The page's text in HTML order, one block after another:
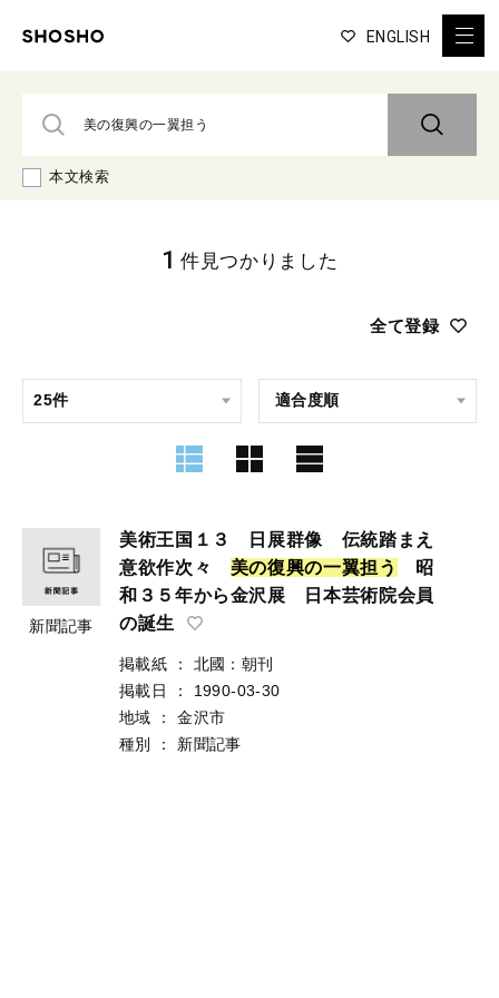
ENGLISH
本文検索
全て登録
1 件見つかりました
新聞記事
美術王国１３ 日展群像 伝統踏まえ
意欲作次々 美の復興の一翼担 う
昭
和３５年から金沢展 日本芸術院会員
の誕生
掲載紙 ：
北國：朝刊
掲載日
：
1990-03-30
地域
：
金沢市
種別
： 新聞記事